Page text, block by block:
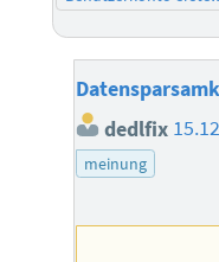
dedlfix
meinung